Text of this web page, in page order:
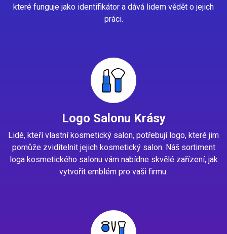
které funguje jako identifikátor a dává lidem vědět o jejich
práci.
Logo Salonu Krásy
Lidé, kteří vlastní kosmetický salon, potřebují logo, které jim
pomůže zviditelnit jejich kosmetický salon. Náš sortiment
loga kosmetického salonu vám nabídne skvělé zařízení, jak
vytvořit emblém pro vaši firmu.